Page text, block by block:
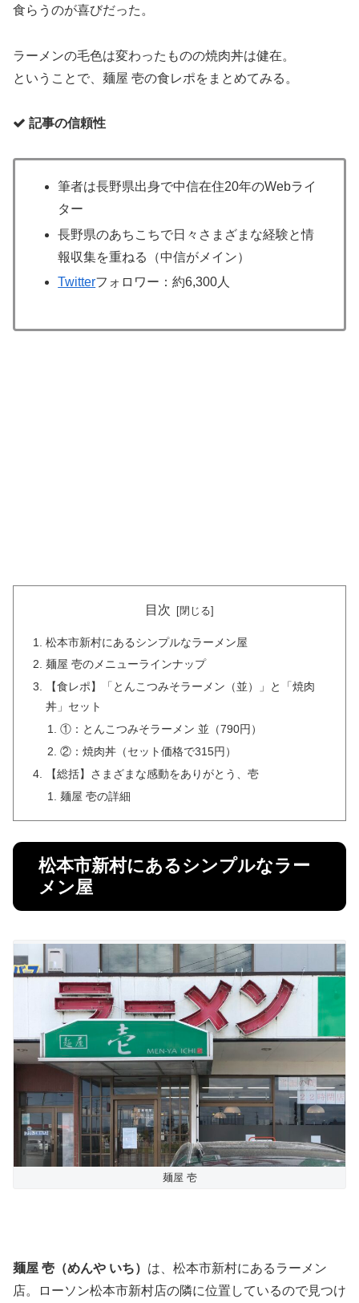
食らうのが喜びだった。
ラーメンの毛色は変わったものの焼肉丼は健在。
ということで、麺屋 壱の食レポをまとめてみる。
記事の信頼性
筆者は長野県出身で中信在住20年のWebライ
ター
長野県のあちこちで日々さまざまな経験と情
報収集を重ねる（中信がメイン）
Twitterフォロワー：約6,300人
目次
松本市新村にあるシンプルなラーメン屋
麺屋 壱のメニューラインナップ
【食レポ】「とんこつみそラーメン（並）」と「焼肉
丼」セット
①：とんこつみそラーメン 並（790円）
②：焼肉丼（セット価格で315円）
【総括】さまざまな感動をありがとう、壱
麺屋 壱の詳細
松本市新村にあるシンプルなラー
メン屋
麺屋 壱
麺屋 壱（めんや いち） は、松本市新村にあるラーメン
店。ローソン松本市新村店の隣に位置しているので見つけ